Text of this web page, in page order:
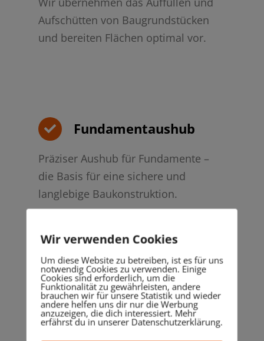
Aufschütten von Baugrundstücken
und bereiten Flächen optimal vor.
Fundamentaushub
Präziser Aushub für Fundamente –
die Basis für eine sichere und
langlebige Baukonstruktion.
Erdbewegungen
Von der kleinen Erdbewegung bis hin
zur großflächigen Umgestaltung – wir
Wir verwenden Cookies
Um diese Website zu betreiben, ist es für uns
notwendig Cookies zu verwenden. Einige
Cookies sind erforderlich, um die
Funktionalität zu gewährleisten, andere
brauchen wir für unsere Statistik und wieder
andere helfen uns dir nur die Werbung
anzuzeigen, die dich interessiert. Mehr
erfährst du in unserer Datenschutzerklärung.